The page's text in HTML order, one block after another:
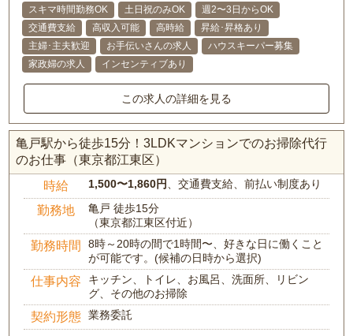
スキマ時間勤務OK 土日祝のみOK
週2〜3日からOK
交通費支給
高収入可能 高時給
昇給･昇格あり
主婦･主夫歓迎
お手伝いさんの求人
ハウスキーパー募集
家政婦の求人
インセンティブあり
この求人の詳細を見る
亀戸駅から徒歩15分！3LDKマンションでのお掃除代行
のお仕事（東京都江東区）
時給 1,500〜1,860円、交通費支給、前払い制度あり
勤務地
亀戸 徒歩15分
（東京都江東区付近）
勤務時間
8時～20時の間で1時間〜、好きな日に働くこと
が可能です。(候補の日時から選択)
仕事内容
キッチン、トイレ、お風呂、洗面所、リビン
グ、その他のお掃除
契約形態 業務委託